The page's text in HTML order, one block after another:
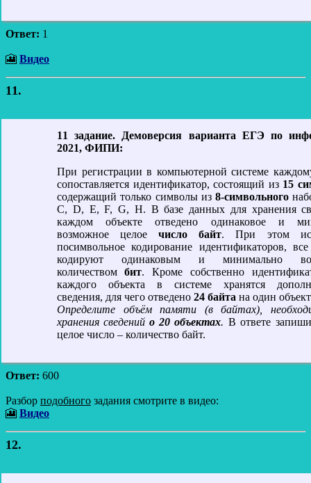
Ответ: 1
🎦 Видео
11.
11 задание. Демоверсия варианта ЕГЭ по
2021, ФИПИ:
При регистрации в компьютерной системе
сопоставляется идентификатор, состоящий из 15
содержащий только символы из 8-символьного
C, D, Е, F, G, H. В базе данных для хранения
каждом объекте отведено одинаковое и
возможное целое число байт. При этом
посимвольное кодирование идентификаторов,
кодируют одинаковым и минимально
количеством бит. Кроме собственно
каждого объекта в системе хранятся
сведения, для чего отведено 24 байта на один
Определите объём памяти (в байтах),
хранения сведений о 20 объектах. В ответе
целое число – количество байт.
Ответ: 600
Разбор подобного задания смотрите в видео:
🎦 Видео
12.